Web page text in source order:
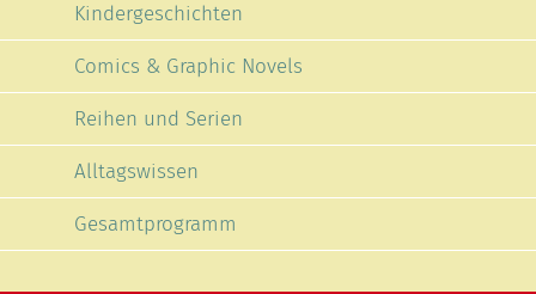
Kindergeschichten
Comics & Graphic Novels
Reihen und Serien
Alltagswissen
Gesamtprogramm